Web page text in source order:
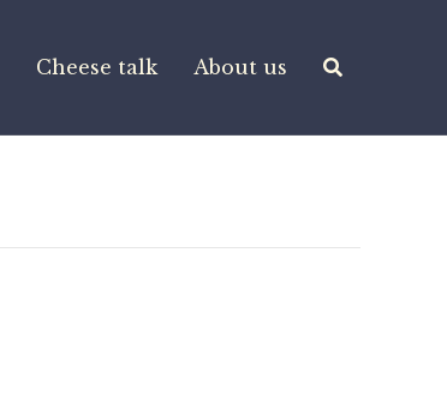
Cheese talk About us